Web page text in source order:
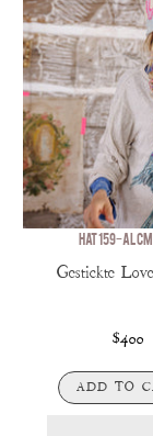
HAT 159-
Gestickte
$400
ADD TO